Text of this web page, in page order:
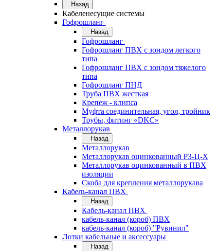
Назад
Кабеленесущие системы
Гофрошланг
Назад
Гофрошланг
Гофрошланг ПВХ с зондом легкого
типа
Гофрошланг ПВХ с зондом тяжелого
типа
Гофрошланг ПНД
Труба ПВХ жесткая
Крепеж - клипса
Муфта соединительная, угол, тройник
Трубы, фитинг «DKC»
Металлорукав
Назад
Металлорукав
Металлорукав оцинкованный РЗ-Ц-Х
Металлорукав оцинкованный в ПВХ
изоляции
Скоба для крепления металлорукава
Кабель-канал ПВХ
Назад
Кабель-канал ПВХ
кабель-канал (короб) ПВХ
кабель-канал (короб) "Рувинил"
Лотки кабельные и аксессуары
Назад